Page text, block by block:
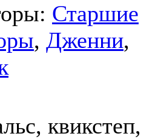
Старшие
, Дженни,
квикстеп,